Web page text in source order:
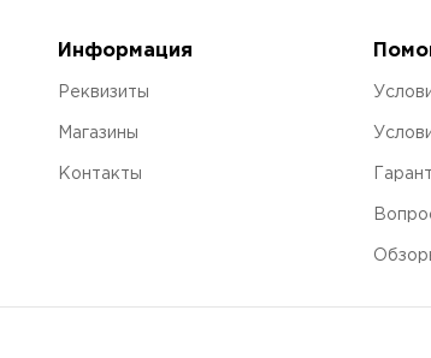
Информация
Реквизиты
Магазины
Контакты